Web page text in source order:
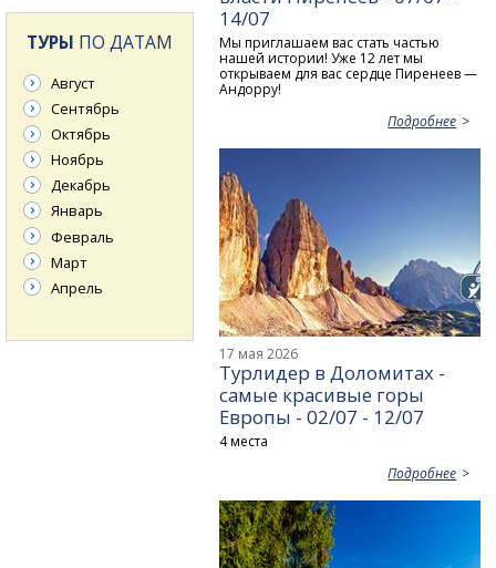
14/07
Мы приглашаем вас стать частью
нашей истории! Уже 12 лет мы
открываем для вас сердце Пиренеев —
Андорру!
Подробнее
17 мая 2026
Турлидер в Доломитах -
самые красивые горы
Европы - 02/07 - 12/07
4 места
Подробнее
ТУРЫ ПО ДАТАМ
Август
Сентябрь
Октябрь
Ноябрь
Декабрь
Январь
Февраль
Март
Апрель